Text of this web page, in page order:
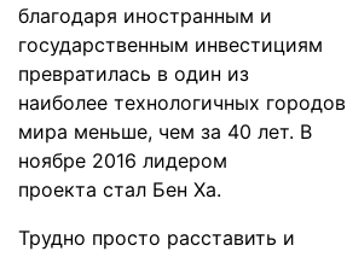
благодаря иностранным и
государственным инвестициям
превратилась в один из
наиболее технологичных городов
мира меньше, чем за 40 лет. В
ноябре 2016 лидером
проекта стал Бен Ха.
Трудно просто расставить и